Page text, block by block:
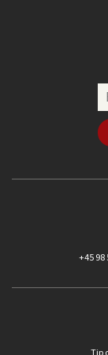
+45 98
Tip